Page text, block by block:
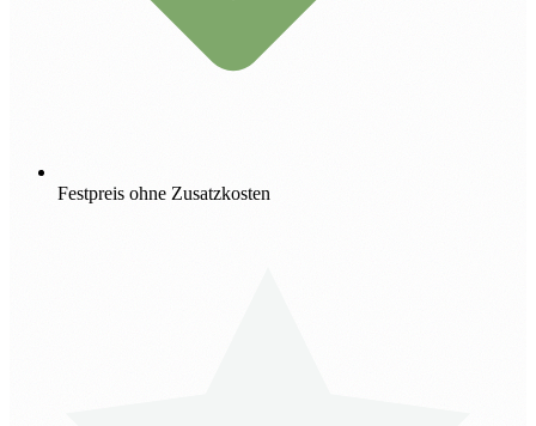
Festpreis ohne Zusatzkosten